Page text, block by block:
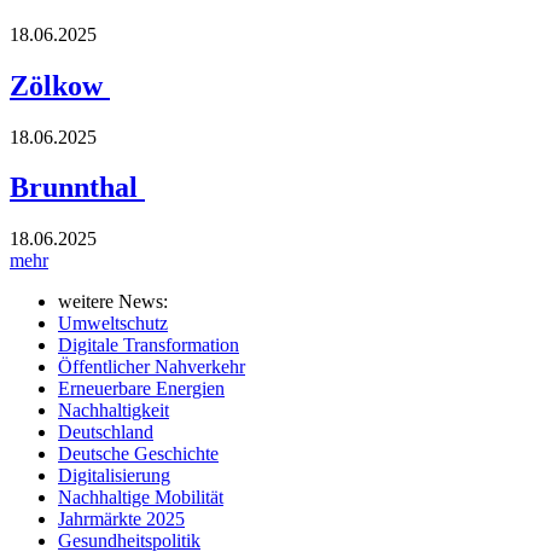
18.06.2025
Zölkow
18.06.2025
Brunnthal
18.06.2025
mehr
weitere News:
Umweltschutz
Digitale Transformation
Öffentlicher Nahverkehr
Erneuerbare Energien
Nachhaltigkeit
Deutschland
Deutsche Geschichte
Digitalisierung
Nachhaltige Mobilität
Jahrmärkte 2025
Gesundheitspolitik